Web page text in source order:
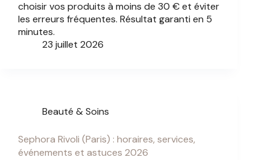
choisir vos produits à moins de 30 € et éviter
les erreurs fréquentes. Résultat garanti en 5
minutes.
23 juillet 2026
Beauté & Soins
Sephora Rivoli (Paris) : horaires, services,
événements et astuces 2026